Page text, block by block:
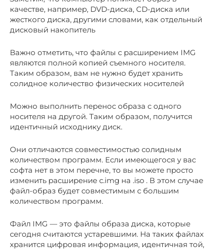
качестве, например, DVD-диска, CD-диска или
жесткого диска, другими словами, как отдельный
дисковый накопитель
Важно отметить, что файлы с расширением IMG
являются полной копией съемного носителя.
Таким образом, вам не нужно будет хранить
солидное количество физических носителей
Можно выполнить перенос образа с одного
носителя на другой. Таким образом, получится
идентичный исходнику диск.
Они отличаются совместимостью солидным
количеством программ. Если имеющегося у вас
софта нет в этом перечне, то вы можете просто
изменить расширение с.img на .iso . В этом случае
файл-образ будет совместимым с большим
количеством программ.
Файл IMG — это файлы образа диска, которые
сегодня считаются устаревшими. На таких файлах
хранится цифровая информация, идентичная той,